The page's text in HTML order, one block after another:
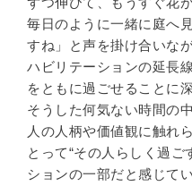
毎日のように一緒に庭へ
すね」と声を掛け合いな
ハビリテーションの延長
をともに過ごせることに
そうした何気ない時間の
人の人柄や価値観に触れ
とって“その人らしく過ご
ションの一部だと感じてい